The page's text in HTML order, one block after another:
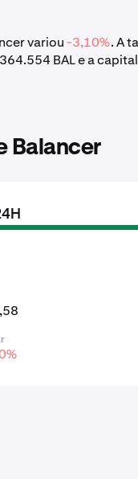
variou-3,10%. A
BAL e a
Balancer